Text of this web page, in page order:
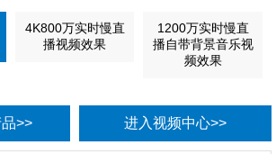
4K800万实时慢直
播视频效果
1200万实时慢直
播自带背景音乐视
频效果
>> 进入视频中心>>